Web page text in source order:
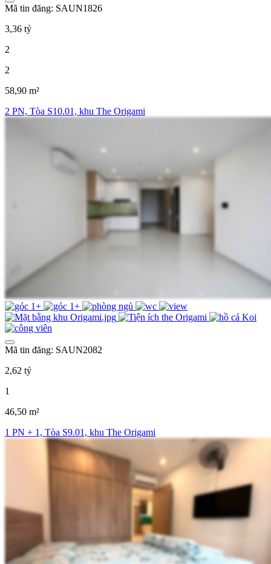
Mã tin đăng: SAUN1826
3,36 tỷ
2
2
58,90 m²
2 PN, Tòa S10.01, khu The Origami
Mã tin đăng: SAUN2082
2,62 tỷ
1
46,50 m²
1 PN + 1, Tòa S9.01, khu The Origami